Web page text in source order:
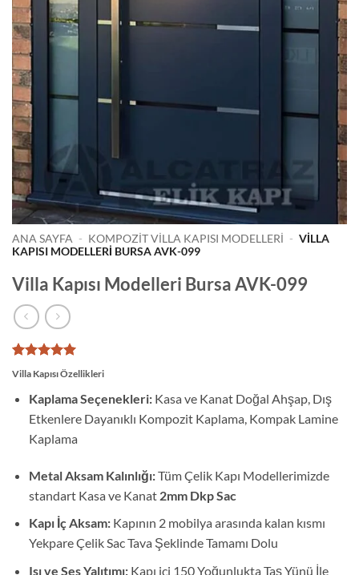
ANA SAYFA - KOMPOZIT VILLA KAPISI MODELLERI - VILLA
KAPISI MODELLERI BURSA AVK-099
Villa Kapısı Modelleri Bursa AVK-099
1
müşteri
puanına
dayanarak
5 üzerinden
puan aldı
Villa Kapısı Özellikleri
Kaplama Seçenekleri: Kasa ve Kanat Doğal Ahşap, Dış
Etkenlere Dayanıklı Kompozit Kaplama, Kompak Lamine
Kaplama
Metal Aksam Kalınlığı:Tüm Çelik Kapı Modellerimizde
standart Kasa ve Kanat 2mm Dkp Sac
Kapı İç Aksam:Kapının 2 mobilya arasında kalan kısmı
Yekpare Çelik Sac Tava Şeklinde Tamamı Dolu
Isı ve Ses Yalıtımı:Kapı içi 150 Yoğunlukta Taş Yünü İle